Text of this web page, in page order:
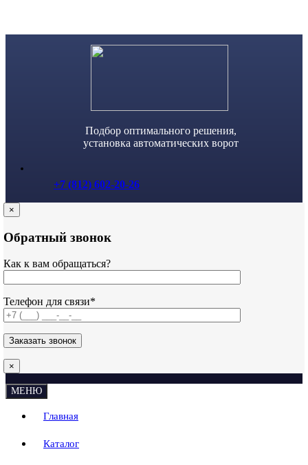
Подбор оптимального решения,
установка автоматических ворот
+7 (812) 602-20-26
×
Обратный звонок
Как к вам обращаться?
Телефон для связи*
×
МЕНЮ
Главная
Каталог